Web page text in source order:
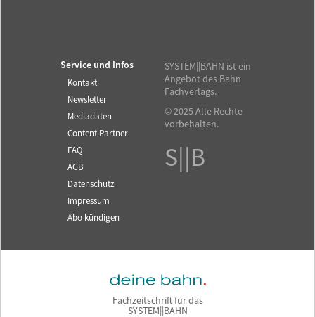
Service und Infos
Kontakt
Newsletter
Mediadaten
Content Partner
FAQ
AGB
Datenschutz
Impressum
Abo kündigen
SYSTEM||BAHN ist ein
Angebot des Bahn
Fachverlags.
© 2025 Alle Rechte
vorbehalten.
S||B
Fachzeitschrift für das
SYSTEM||BAHN